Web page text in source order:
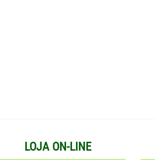
LOJA ON-LINE